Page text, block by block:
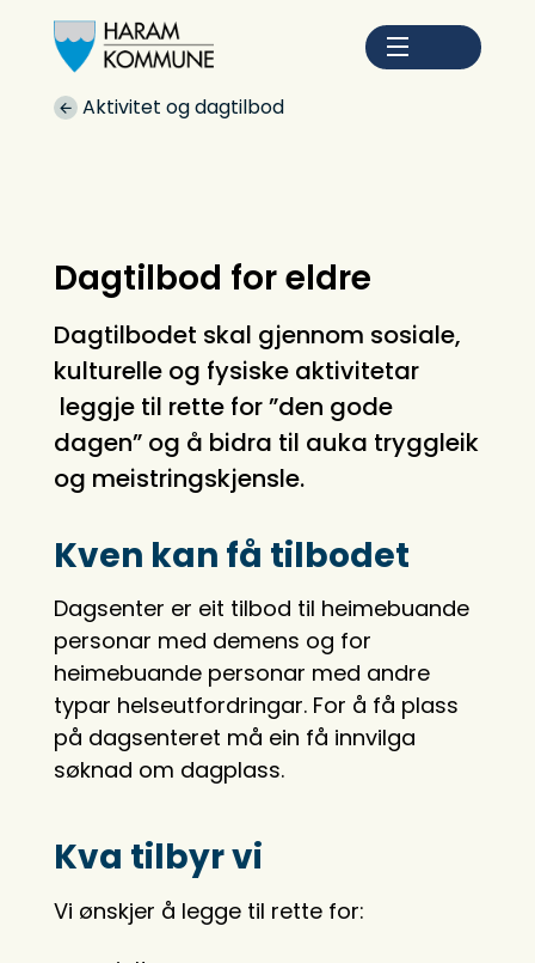
Du er her:
Aktivitet og dagtilbod
Dagtilbod for eldre
Dagtilbodet skal gjennom sosiale,
kulturelle og fysiske aktivitetar
leggje til rette for ”den gode
dagen” og å bidra til auka tryggleik
og meistringskjensle.
Kven kan få tilbodet
Dagsenter er eit tilbod til heimebuande
personar med demens og for
heimebuande personar med andre
typar helseutfordringar. For å få plass
på dagsenteret må ein få innvilga
søknad om dagplass.
Kva tilbyr vi
Vi ønskjer å legge til rette for: